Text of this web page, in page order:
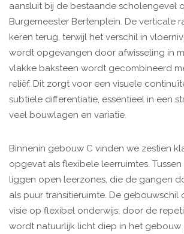
aansluit bij de bestaande scholengevel
Burgemeester Bertenplein. De verticale
keren terug, terwijl het verschil in
wordt opgevangen door afwisseling in
vlakke baksteen wordt gecombineerd
reliëf. Dit zorgt voor een visuele
subtiele differentiatie, essentieel in een
veel bouwlagen en variatie.
Binnenin gebouw C vinden we zestien
opgevat als flexibele leerruimtes.
liggen open leerzones, die de gangen
als puur transitieruimte. De gebouwschil
visie op flexibel onderwijs: door de
wordt natuurlijk licht diep in het